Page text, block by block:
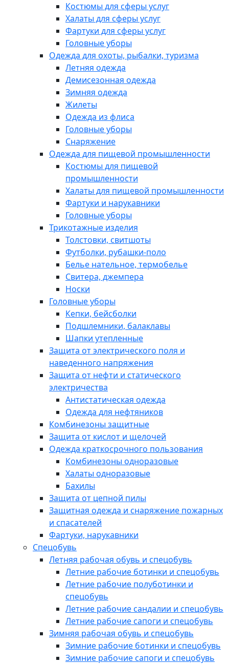
Костюмы для сферы услуг
Халаты для сферы услуг
Фартуки для сферы услуг
Головные уборы
Одежда для охоты, рыбалки, туризма
Летняя одежда
Демисезонная одежда
Зимняя одежда
Жилеты
Одежда из флиса
Головные уборы
Снаряжение
Одежда для пищевой промышленности
Костюмы для пищевой
промышленности
Халаты для пищевой промышленности
Фартуки и нарукавники
Головные уборы
Трикотажные изделия
Толстовки, свитшоты
Футболки, рубашки-поло
Белье нательное, термобелье
Свитера, джемпера
Носки
Головные уборы
Кепки, бейсболки
Подшлемники, балаклавы
Шапки утепленные
Защита от электрического поля и
наведенного напряжения
Защита от нефти и статического
электричества
Антистатическая одежда
Одежда для нефтяников
Комбинезоны защитные
Защита от кислот и щелочей
Одежда краткосрочного пользования
Комбинезоны одноразовые
Халаты одноразовые
Бахилы
Защита от цепной пилы
Защитная одежда и снаряжение пожарных
и спасателей
Фартуки, нарукавники
Спецобувь
Летняя рабочая обувь и спецобувь
Летние рабочие ботинки и спецобувь
Летние рабочие полуботинки и
спецобувь
Летние рабочие сандалии и спецобувь
Летние рабочие сапоги и спецобувь
Зимняя рабочая обувь и спецобувь
Зимние рабочие ботинки и спецобувь
Зимние рабочие сапоги и спецобувь